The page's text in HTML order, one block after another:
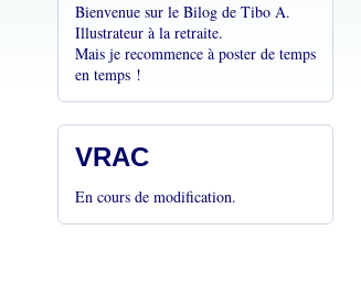
Bienvenue sur le Bilog de Tibo A.
Illustrateur à la retraite.
Mais je recommence à poster de temps
en temps !
VRAC
En cours de modification.